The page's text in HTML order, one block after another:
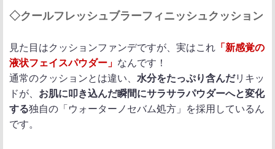
◇クールフレッシュブラーフィニッシュクッション
見た目はクッションファンデですが、実はこれ 「新感覚の
液状フェイスパウダー」 なんです！
通常のクッションとは違い、 水分をたっぷり含んだリキッ
ドが、 お肌に叩き込んだ瞬間にサラサラパウダーへと変化
する独自の「ウォーターノセバム処方」を採用しているん
です。